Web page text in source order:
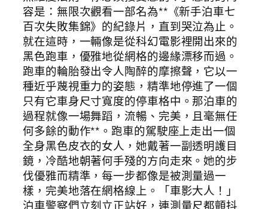
容是：無限次觀看一部名為**《新手泊車七
百次失敗集錦》的紀錄片，直到哭泣為止。
就在這時，一輛像是從科幻電影裡開出來的
黑色跑車，優雅地從網格的邊緣漂移而過。
跑車的輪胎發出令人陶醉的摩擦聲，它以一
種近乎蔑視重力的姿態，精準地停進了一個
只有它車身尺寸寬度的停車格中。那泊車的
過程就像一場舞蹈，流暢、完美，且毫無任
何多餘的動作**。跑車的駕駛座上走出一個
全身黑色皮衣的女人，她戴著一副透明護目
鏡，冷酷地朝著何手殘的方向走來。她的步
伐優雅而精準，每一步都像是被測量過一
樣，完美地落在網格線上。「車影大人！」
泊車警察們立刻立正站好，連測量尺都顫抖